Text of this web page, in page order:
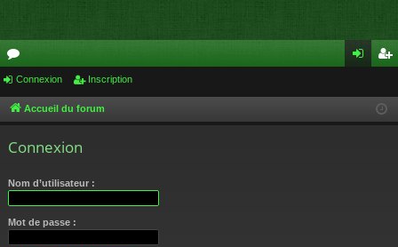
or
u cri
Connexion Inscription
Accueil du forum
Connexion
Nom d’utilisateur :
Mot de passe :